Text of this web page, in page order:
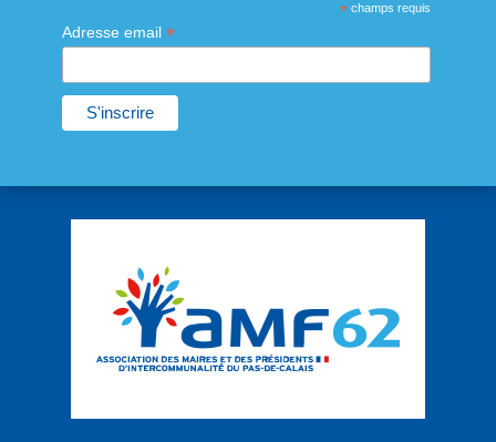
* champs requis
Adresse email *